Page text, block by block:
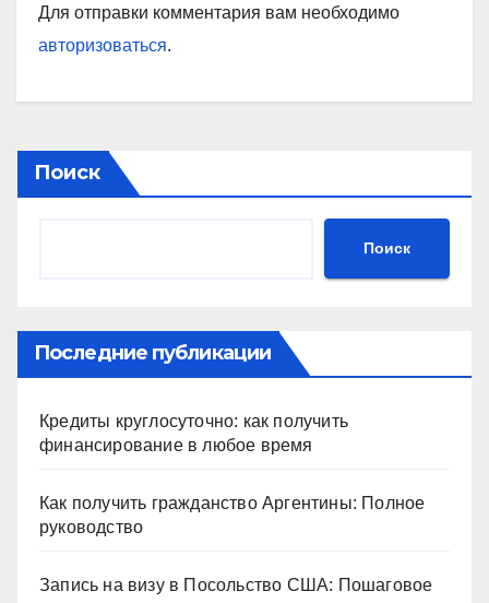
Для отправки комментария вам необходимо
авторизоваться.
Поиск
Поиск
Последние публикации
Кредиты круглосуточно: как получить
финансирование в любое время
Как получить гражданство Аргентины: Полное
руководство
Запись на визу в Посольство США: Пошаговое